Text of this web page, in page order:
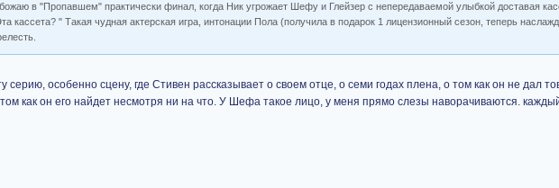
в "Пропавшем" практически финал, когда Ник угрожает Шефу и Глейзер с непередаваемой улыбкой доставая
кассета? " Такая чудная актерская игра, интонации Пола (получила в подарок 1 лицензионный сезон, теперь
серию, особенно сцену, где Стивен рассказывает о своем отце, о семи годах плена, о том как он не дал
как он его найдет несмотря ни на что. У Шефа такое лицо, у меня прямо слезы наворачиваются.